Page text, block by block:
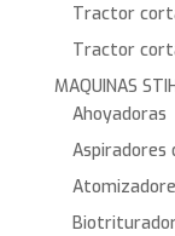
Tractor
Tractor
MAQUINAS
Ahoyadoras
Aspiradores